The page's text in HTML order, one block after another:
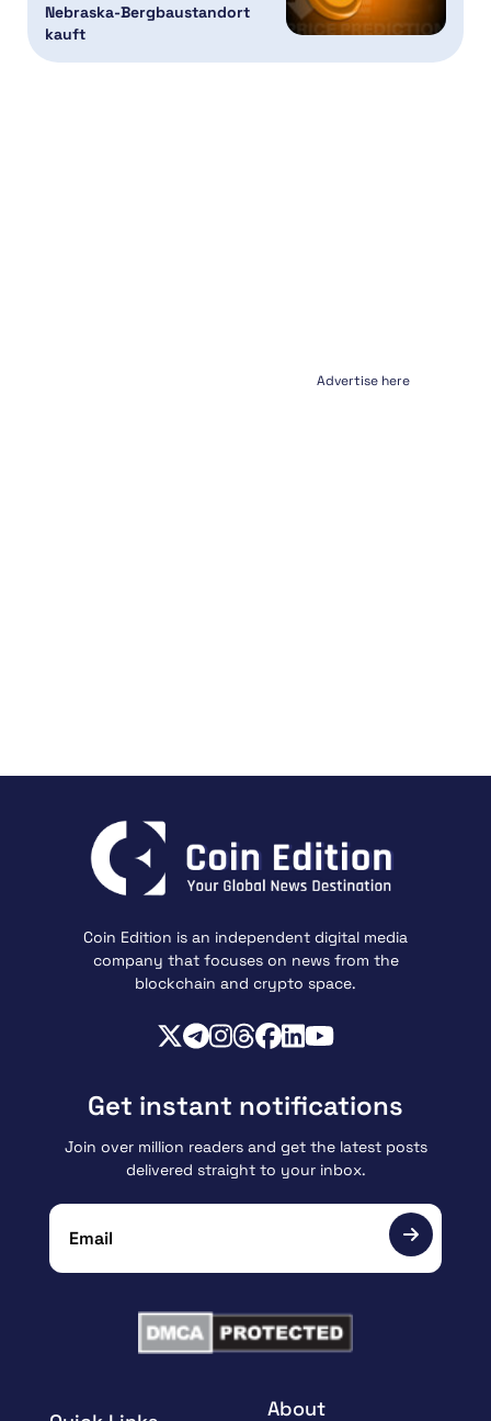
Nebraska-Bergbaustandort
kauft
Advertise here
Coin Edition is an independent digital media
company that focuses on news from the
blockchain and crypto space.
About
Get instant notifications
Join over million readers and get the latest posts
delivered straight to your inbox.